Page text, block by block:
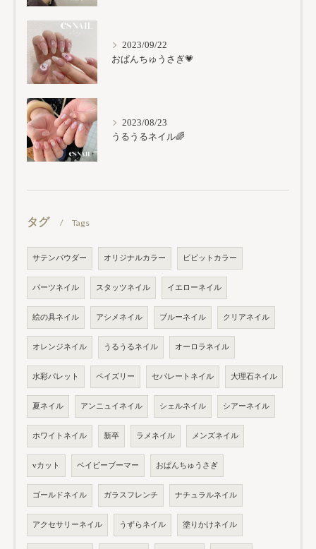
2023/09/22
おぱんちゅうさぎ💗
2023/08/23
うるうるネイル🌈
タグ Tags
サテンパウダー オリジナルカラー ビビットカラー
パーツネイル スタッツネイル イエローネイル
絵の具ネイル アシメネイル ブルーネイル クリアネイル
オレンジネイル うるうるネイル オーロラネイル
水彩パレット ペイズリー セパレートネイル 大理石ネイル
夏ネイル アンニュイネイル シェルネイル シアーネイル
ホワイトネイル 新卒 ラメネイル メンズネイル
vカット ベイビーブーマー おぱんちゅうさぎ
ゴールドネイル ガラスフレンチ ナチュラルネイル
アクセサリーネイル うずらネイル 塗りかけネイル